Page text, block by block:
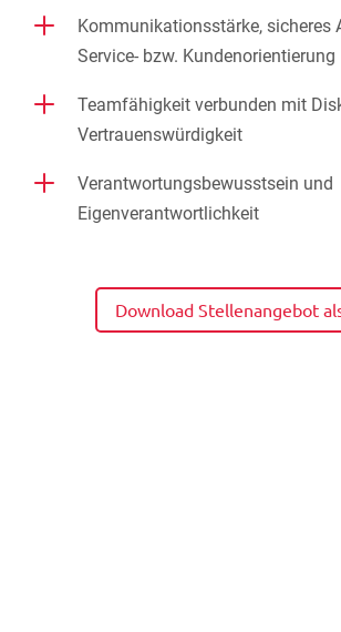
L
Kommunikationsstärke, sicheres
Service- bzw. Kundenorientierung
L
Teamfähigkeit verbunden mit
Vertrauenswürdigkeit
L
Verantwortungsbewusstsein und
Eigenverantwortlichkeit
Download Stellenangebot